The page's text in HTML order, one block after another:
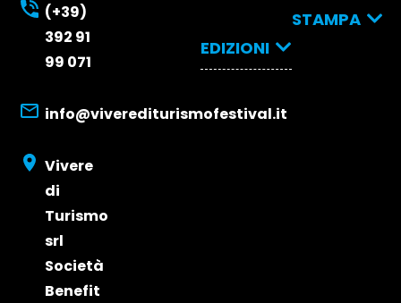
(+39)
392 91
99 071
info@viverediturismofestival.it
Vivere
di
Turismo
srl
Società
Benefit
Biglietti
Edizione
Programma
Relatori
EDIZIONI
2025
Espositori
STAMPA